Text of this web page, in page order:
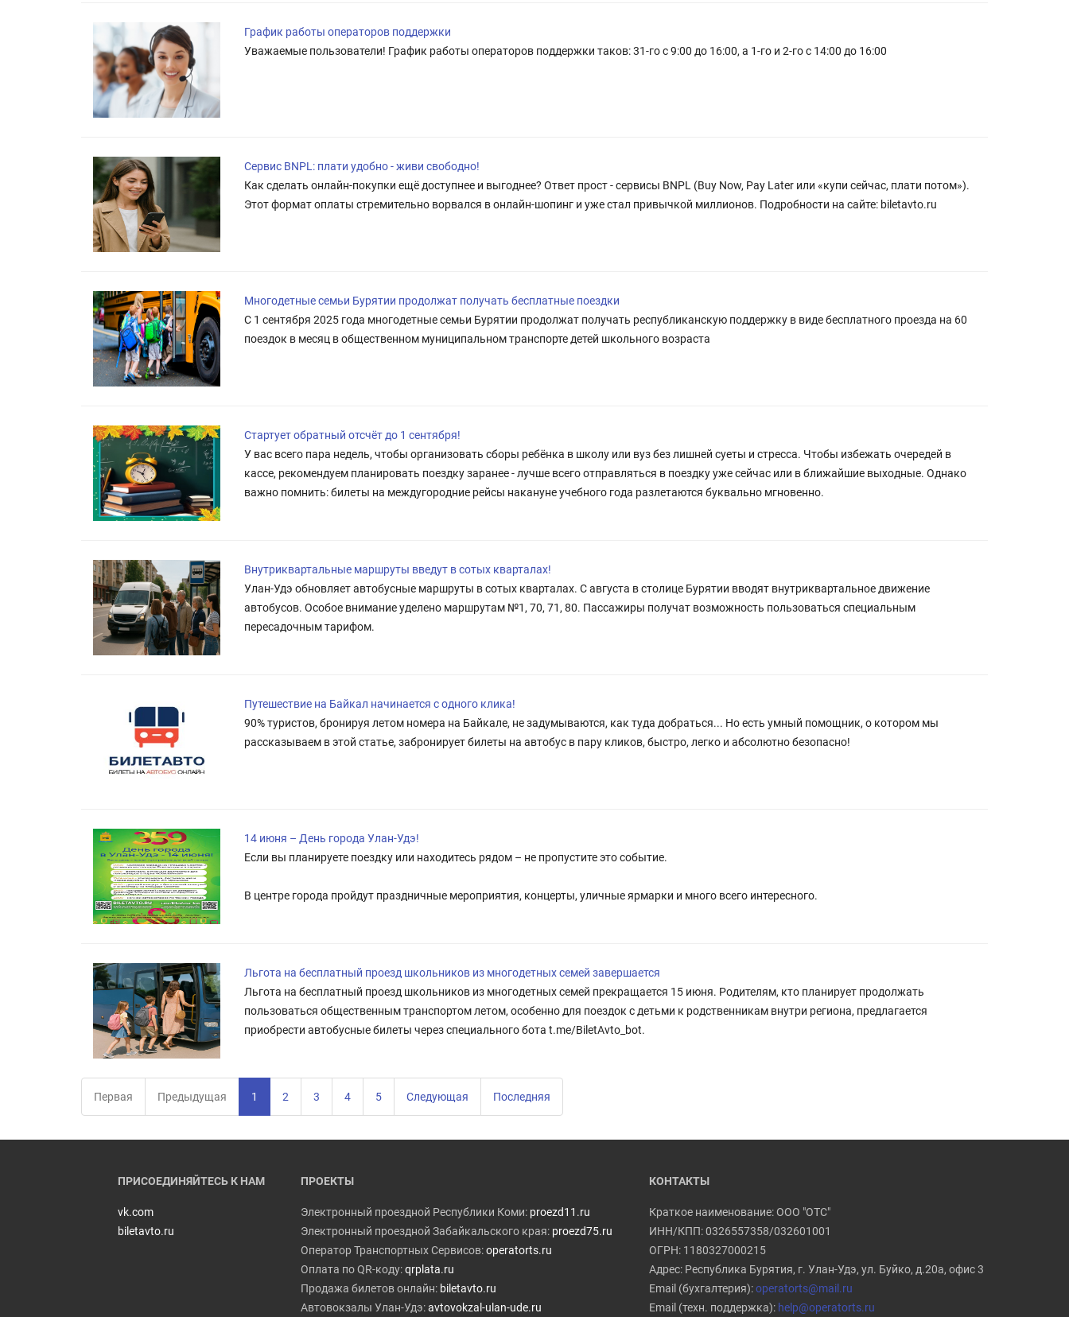
График работы операторов поддержки
Уважаемые пользователи! График работы операторов поддержки таков: 31-го с 9:00 до 16:00, а 1-го и 2-го с 14:00 до 16:00
Сервис BNPL: плати удобно - живи свободно!
Как сделать онлайн-покупки ещё доступнее и выгоднее? Ответ прост - сервисы BNPL (Buy Now, Pay Later или «купи сейчас, плати потом»).
Этот формат оплаты стремительно ворвался в онлайн-шопинг и уже стал привычкой миллионов. Подробности на сайте: biletavto.ru
Многодетные семьи Бурятии продолжат получать бесплатные поездки
С 1 сентября 2025 года многодетные семьи Бурятии продолжат получать республиканскую поддержку в виде бесплатного проезда на 60
поездок в месяц в общественном муниципальном транспорте детей школьного возраста
Стартует обратный отсчёт до 1 сентября!
У вас всего пара недель, чтобы организовать сборы ребёнка в школу или вуз без лишней суеты и стресса. Чтобы избежать очередей в
кассе, рекомендуем планировать поездку заранее - лучше всего отправляться в поездку уже сейчас или в ближайшие выходные. Однако
важно помнить: билеты на междугородние рейсы накануне учебного года разлетаются буквально мгновенно.
Внутриквартальные маршруты введут в сотых кварталах!
Улан-Удэ обновляет автобусные маршруты в сотых кварталах. С августа в столице Бурятии вводят внутриквартальное движение
автобусов. Особое внимание уделено маршрутам №1, 70, 71, 80. Пассажиры получат возможность пользоваться специальным
пересадочным тарифом.
Путешествие на Байкал начинается с одного клика!
90% туристов, бронируя летом номера на Байкале, не задумываются, как туда добраться... Но есть умный помощник, о котором мы
рассказываем в этой статье, забронирует билеты на автобус в пару кликов, быстро, легко и абсолютно безопасно!
14 июня – День города Улан-Удэ!
Если вы планируете поездку или находитесь рядом – не пропустите это событие.
В центре города пройдут праздничные мероприятия, концерты, уличные ярмарки и много всего интересного.
Льгота на бесплатный проезд школьников из многодетных семей завершается
Льгота на бесплатный проезд школьников из многодетных семей прекращается 15 июня. Родителям, кто планирует продолжать
пользоваться общественным транспортом летом, особенно для поездок с детьми к родственникам внутри региона, предлагается
приобрести автобусные билеты через специального бота t.me/BiletAvto_bot.
Первая Предыдущая 1 2 3 4 5 Следующая Последняя
ПРИСОЕДИНЯЙТЕСЬ К НАМ
vk.com
biletavto.ru
ПРОЕКТЫ
Электронный проездной Республики Коми: proezd11.ru
Электронный проездной Забайкальского края: proezd75.ru
Оператор Транспортных Сервисов:operatorts.ru
Оплата по QR-коду:qrplata.ru
Продажа билетов онлайн: biletavto.ru
Автовокзалы Улан-Удэ:avtovokzal-ulan-ude.ru
КОНТАКТЫ
Краткое наименование: ООО "ОТС"
ИНН/КПП: 0326557358/032601001
ОГРН: 1180327000215
Адрес: Республика Бурятия, г. Улан-Удэ, ул. Буйко, д.20а, офис 3
Email (бухгалтерия):operatorts@mail.ru
Email (техн. поддержка): help@operatorts.ru